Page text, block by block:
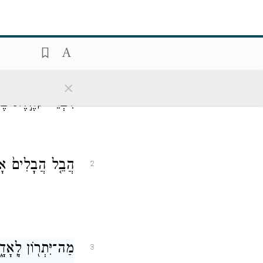
×
דִּבְרֵי֙ קֹהֶ֣לֶת
2 הֲבֵ֤ל הֲבָלִים֙
3 מַה־יִּתְר֖וֹן